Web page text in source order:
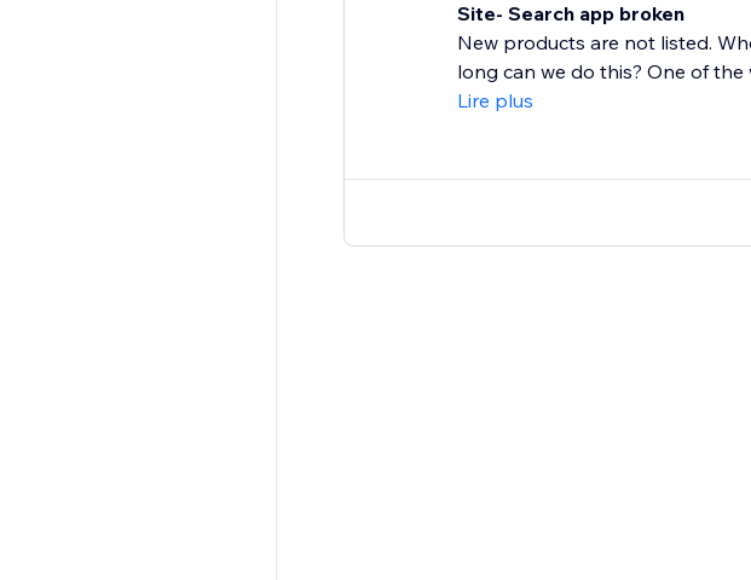
Site- Search app broken
New products are not listed.
long can we do this? One of the
Lire plus